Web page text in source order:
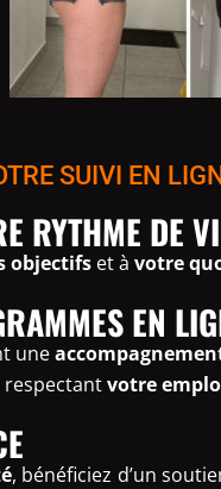
SUIVI EN
RYTHME DE
objectifs et àvotre
EN
une
respectantvotre
, bénéficiez d’un